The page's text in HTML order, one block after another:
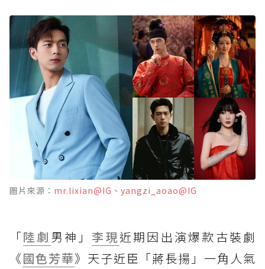
圖片來源： mr.lixian@IG 、 yangzi_aoao@IG
「陸劇 男神」 李現近期因出演爆款古裝劇
《國色芳華》天子近臣「蔣長揚」一角人氣